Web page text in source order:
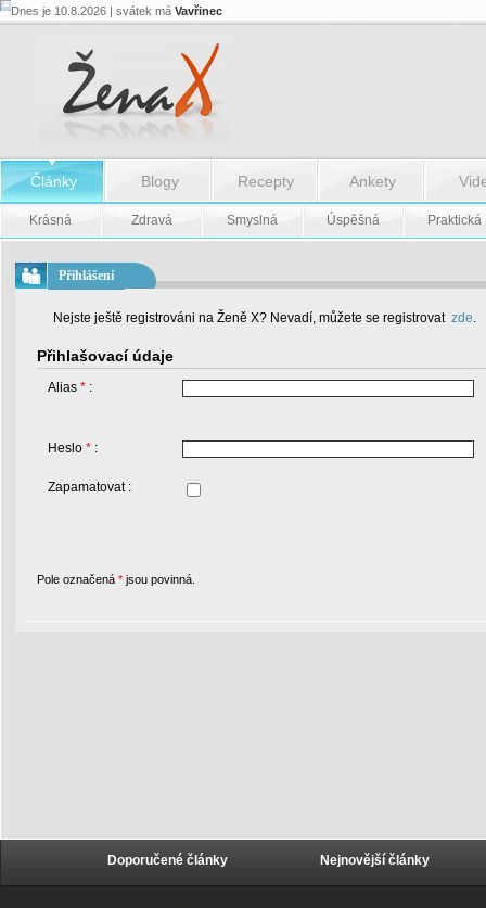
Dnes je 10.8.2026 | svátek má Vavřinec
Články Blogy Recepty Ankety
Krásná Zdravá Smyslná Úspěšná Praktická
Přihlášení
Nejste ještě registrováni na Ženě X? Nevadí, můžete se registrovat zde.
Přihlašovací údaje
Alias * :
Heslo * :
Zapamatovat :
Pole označená * jsou povinná.
Doporučené články Nejnovější články